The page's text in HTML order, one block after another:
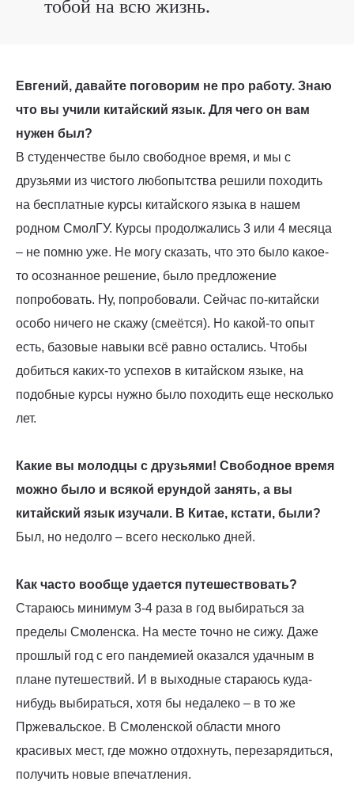
тобой на всю жизнь.
Евгений, давайте поговорим не про работу. Знаю
что вы учили китайский язык. Для чего он вам
нужен был?
В студенчестве было свободное время, и мы c
друзьями из чистого любопытства решили походить
на бесплатные курсы китайского языка в нашем
родном СмолГУ. Курсы продолжались 3 или 4 месяца
– не помню уже. Не могу сказать, что это было какое-
то осознанное решение, было предложение
попробовать. Ну, попробовали. Сейчас по-китайски
особо ничего не скажу (смеётся). Но какой-то опыт
есть, базовые навыки всё равно остались. Чтобы
добиться каких-то успехов в китайском языке, на
подобные курсы нужно было походить еще несколько
лет.
Какие вы молодцы с друзьями! Свободное время
можно было и всякой ерундой занять, а вы
китайский язык изучали. В Китае, кстати, были?
Был, но недолго – всего несколько дней.
Как часто вообще удается путешествовать?
Стараюсь минимум 3-4 раза в год выбираться за
пределы Смоленска. На месте точно не сижу. Даже
прошлый год с его пандемией оказался удачным в
плане путешествий. И в выходные стараюсь куда-
нибудь выбираться, хотя бы недалеко – в то же
Пржевальское. В Смоленской области много
красивых мест, где можно отдохнуть, перезарядиться,
получить новые впечатления.